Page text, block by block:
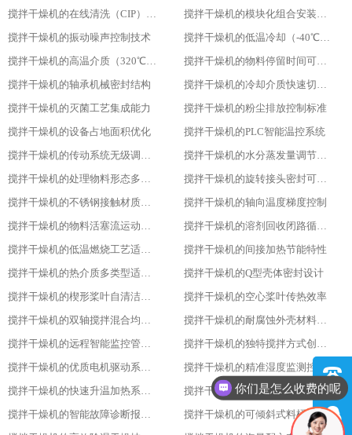
搅拌干燥机的在线清洗（CIP）功能
搅拌干燥机的模块化组合安装方式
搅拌干燥机的振动噪声控制技术
搅拌干燥机的低温冷却（-40℃）适用性
搅拌干燥机的高温介质（320℃）耐受性
搅拌干燥机的物料停留时间可调性
搅拌干燥机的轴承机械密封结构
搅拌干燥机的冷却介质快速切换设计
搅拌干燥机的灭菌工艺集成能力
搅拌干燥机的粉尘排放控制标准
搅拌干燥机的设备占地面积优化
搅拌干燥机的PLC智能温控系统
搅拌干燥机的传动系统无级调速功能
搅拌干燥机的水分蒸发量调节能力
搅拌干燥机的处理物料形态多样性
搅拌干燥机的旋转接头密封可靠性
搅拌干燥机的不锈钢接触材质防腐性
搅拌干燥机的轴向温度梯度控制
搅拌干燥机的物料活塞流运动特性
搅拌干燥机的溶剂回收闭路循环系统
搅拌干燥机的低温燃烧工艺适用性
搅拌干燥机的间接加热节能特性
搅拌干燥机的热介质多类型适配性
搅拌干燥机的Q型壳体密封设计
搅拌干燥机的楔形桨叶自清洁功能
搅拌干燥机的空心桨叶传热效率
搅拌干燥机的双轴搅拌混合均匀性
搅拌干燥机的耐腐蚀外壳材料选用
搅拌干燥机的远程智能监控管理能力
搅拌干燥机的独特搅拌方式创新设计
搅拌干燥机的优质电机驱动系统稳定性
搅拌干燥机的精准湿度监测控制功能
搅拌干燥机的快速升温加热系统优势
搅拌干燥机的良好隔热保温性能特点
搅拌干燥机的智能故障诊断报警系统
搅拌干燥机的可倾斜式料桶便利设计亮点
现在有优惠活动吗